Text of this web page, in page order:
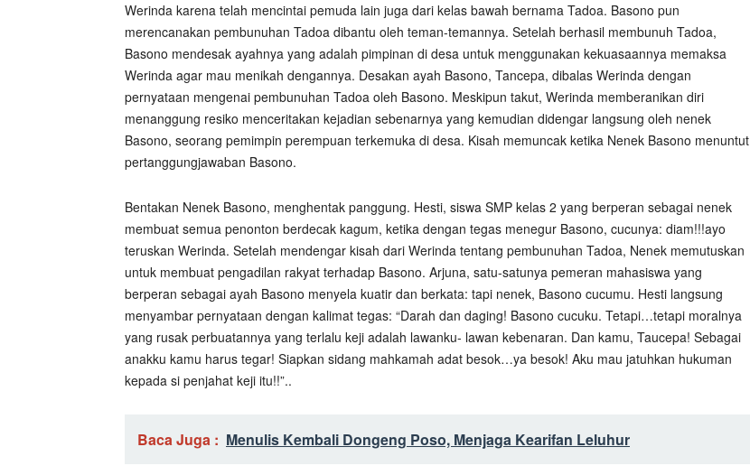
Werinda karena telah mencintai pemuda lain juga dari kelas bawah bernama Tadoa. Basono pun
merencanakan pembunuhan Tadoa dibantu oleh teman-temannya. Setelah berhasil membunuh Tadoa,
Basono mendesak ayahnya yang adalah pimpinan di desa untuk menggunakan kekuasaannya memaksa
Werinda agar mau menikah dengannya. Desakan ayah Basono, Tancepa, dibalas Werinda dengan
pernyataan mengenai pembunuhan Tadoa oleh Basono. Meskipun takut, Werinda memberanikan diri
menanggung resiko menceritakan kejadian sebenarnya yang kemudian didengar langsung oleh nenek
Basono, seorang pemimpin perempuan terkemuka di desa. Kisah memuncak ketika Nenek Basono menuntut
pertanggungjawaban Basono.
Bentakan Nenek Basono, menghentak panggung. Hesti, siswa SMP kelas 2 yang berperan sebagai nenek
membuat semua penonton berdecak kagum, ketika dengan tegas menegur Basono, cucunya: diam!!!ayo
teruskan Werinda. Setelah mendengar kisah dari Werinda tentang pembunuhan Tadoa, Nenek memutuskan
untuk membuat pengadilan rakyat terhadap Basono. Arjuna, satu-satunya pemeran mahasiswa yang
berperan sebagai ayah Basono menyela kuatir dan berkata: tapi nenek, Basono cucumu. Hesti langsung
menyambar pernyataan dengan kalimat tegas: “Darah dan daging! Basono cucuku. Tetapi…tetapi moralnya
yang rusak perbuatannya yang terlalu keji adalah lawanku- lawan kebenaran. Dan kamu, Taucepa! Sebagai
anakku kamu harus tegar! Siapkan sidang mahkamah adat besok…ya besok! Aku mau jatuhkan hukuman
kepada si penjahat keji itu!!”..
Baca Juga : Menulis Kembali Dongeng Poso, Menjaga Kearifan Leluhur